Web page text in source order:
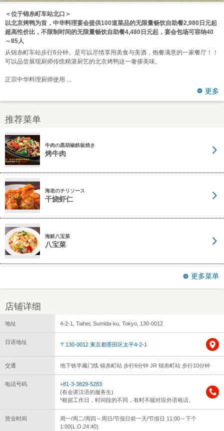
＜位于锦糸町车站北口＞
以北京烤鸭为首，中华料理宴会提供100道菜品的无限量畅饮自助餐2,980日元起
超高性价比，不限制时间的无限量畅饮自助餐4,480日元起，宴会包场可容纳40
～85人
从锦糸町车站步行6分钟。是可以尽情享用美食与美酒，饱餐满意的一家餐厅！！
可以品尝展现厨师传统精湛厨艺的北京烤鸭这一奢侈美味。
正宗中华料理厨师使用
更多
推荐菜单
牛肉の黒胡椒鉄板焼き
烤牛肉
海老のチリソース
干烧虾仁
海鮮八宝菜
八宝菜
更多菜单
店铺详细
地址 4-2-1, Taihei, Sumida-ku, Tokyo, 130-0012
日语地址 〒130-0012 東京都墨田区太平4-2-1
交通 地下铁半藏门线 锦糸町站 步行6分钟 JR 锦糸町站 步行10分钟
电话号码
+81-3-3829-5283
(有会讲汉语的服务生)
*根据工作日，时间段的不同，有时不能对应外语电话。
营业时间
周一/周二/周四～周日/节假日前一天/节假日 11:00～下个
1:00(L.O.24:40)